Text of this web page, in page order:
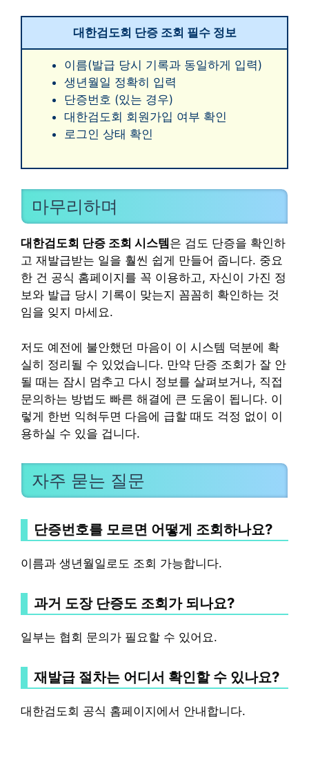
대한검도회 단증 조회 필수 정보
이름(발급 당시 기록과 동일하게 입력)
생년월일 정확히 입력
단증번호 (있는 경우)
대한검도회 회원가입 여부 확인
로그인 상태 확인
마무리하며
대한검도회 단증 조회 시스템 은 검도 단증을 확인하
고 재발급받는 일을 훨씬 쉽게 만들어 줍니다. 중요
한 건 공식 홈페이지를 꼭 이용하고, 자신이 가진 정
보와 발급 당시 기록이 맞는지 꼼꼼히 확인하는 것
임을 잊지 마세요.
저도 예전에 불안했던 마음이 이 시스템 덕분에 확
실히 정리될 수 있었습니다. 만약 단증 조회가 잘 안
될 때는 잠시 멈추고 다시 정보를 살펴보거나, 직접
문의하는 방법도 빠른 해결에 큰 도움이 됩니다. 이
렇게 한번 익혀두면 다음에 급할 때도 걱정 없이 이
용하실 수 있을 겁니다.
자주 묻는 질문
단증번호를 모르면 어떻게 조회하나요?
이름과 생년월일로도 조회 가능합니다.
과거 도장 단증도 조회가 되나요?
일부는 협회 문의가 필요할 수 있어요.
재발급 절차는 어디서 확인할 수 있나요?
대한검도회 공식 홈페이지에서 안내합니다.